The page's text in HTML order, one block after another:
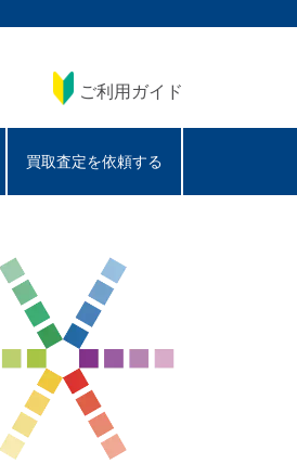
ご利用ガイド
買取査定を依頼する